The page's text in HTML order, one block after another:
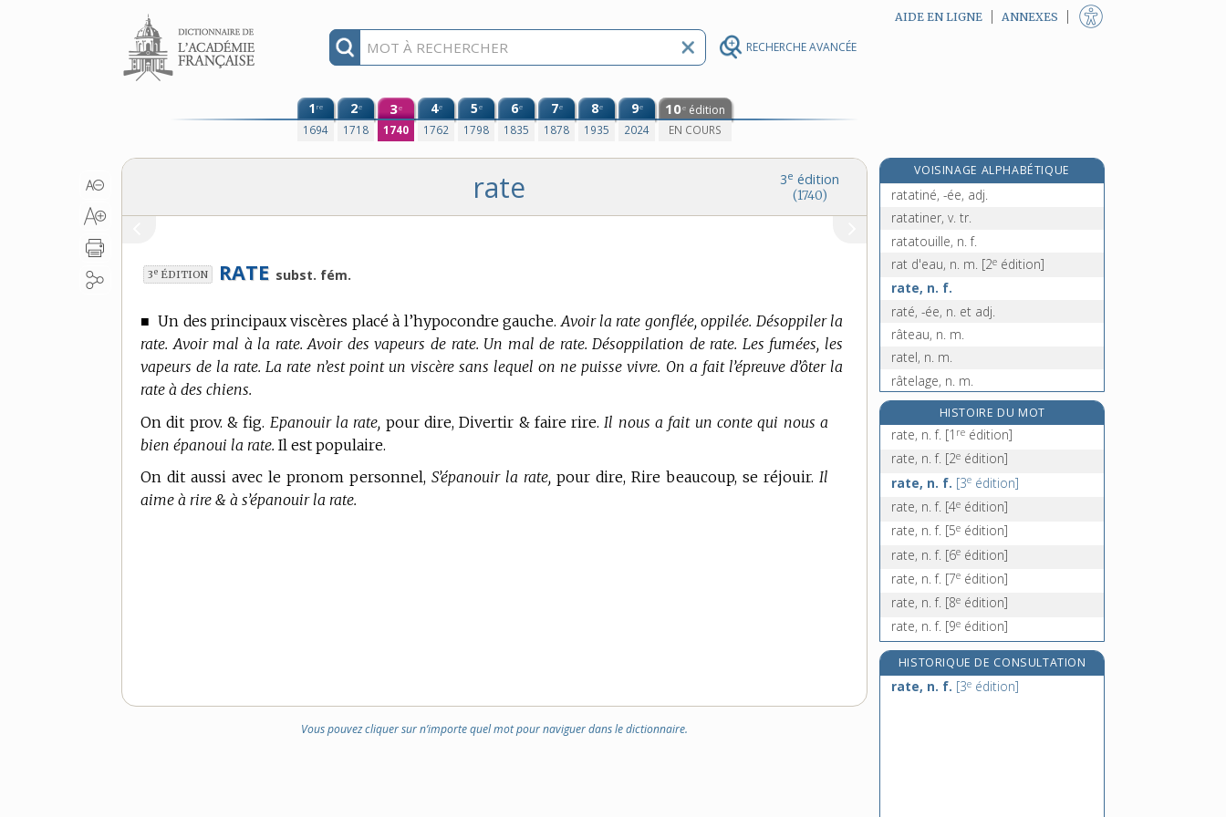
RECHERCHE AVANCÉE
Aller au contenu AIDE EN LIGNE ANNEXES
1re
1694
2e
1718
3e
1740
4e
1762
5e
1798
6e
1835
7e
1878
8e
1935
9e
2024
10e édition
EN COURS
3e édition
(1740)
rate
3e ÉDITION RATE subst. fém.
■Un des principaux viscères placé à l’hypocondre gauche. Avoir la rate gonflée, oppilée. Désoppiler la
rate. Avoir mal à la rate. Avoir des vapeurs de rate. Un mal de rate. Désoppilation de rate. Les fumées, les
vapeurs de la rate. La rate n’est point un viscère sans lequel on ne puisse vivre. On a fait l’épreuve d’ôter la
rate à des chiens.
On dit prov. & fig. Epanouir la rate, pour dire, Divertir & faire rire. Il nous a fait un conte qui nous a
bien épanoui la rate. Il est populaire.
On dit aussi avec le pronom personnel,S’épanouir la rate, pour dire, Rire beaucoup, se réjouir.Il
aime à rire & à s’épanouir la rate.
Vous pouvez cliquer sur n’importe quel mot pour naviguer dans le dictionnaire.
VOISINAGE ALPHABÉTIQUE
ratapoil, n. m.
ratatiné, -ée, adj.
ratatiner, v. tr.
ratatouille, n. f.
rat d'eau, n. m. [2e édition]
rate, n. f.
raté, -ée, n. et adj.
râteau, n. m.
ratel, n. m.
râtelage, n. m.
râtelée, n. f.
râteler, v. tr.
râteleur, -euse, n.
HISTOIRE DU MOT
rate, n. f. [1 re édition]
rate, n. f. [2e édition]
rate, n. f. [3e édition]
rate, n. f. [4e édition]
rate, n. f. [5e édition]
rate, n. f. [6e édition]
rate, n. f. [7e édition]
rate, n. f. [8e édition]
rate, n. f. [9e édition]
HISTORIQUE DE CONSULTATION
rate, n. f. [3e édition]